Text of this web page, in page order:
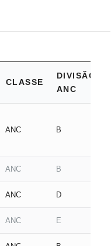
CLASSE
DIVISÃO
ANC
ANC B
ANC B
ANC D
ANC E